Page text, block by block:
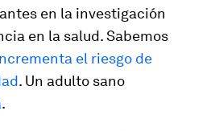
en la investigación
en la salud. Sabemos
el riesgo de
. Un adulto sano
.